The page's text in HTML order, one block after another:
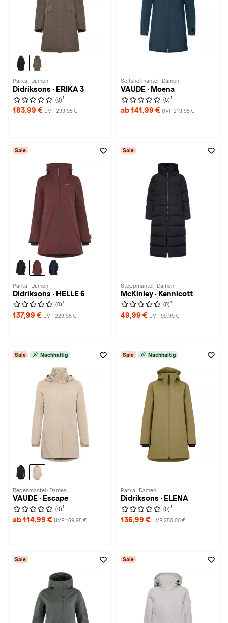
Parka · Damen
Didriksons · ERIKA 3
(0) 1
183,99 € UVP 299,95 €
Softshellmantel · Damen
VAUDE · Moena
(0) 1
ab 141,99 € UVP 219,95 €
Sale
Parka · Damen
Didriksons · HELLE 6
(0) 1
137,99 € UVP 229,95 €
Sale
Steppmantel · Damen
McKinley · Kennicott
(0) 1
49,99 € UVP 99,99 €
Sale Nachhaltig
Regenmantel · Damen
VAUDE · Escape
(0) 1
ab 114,99 € UVP 169,95 €
Sale Nachhaltig
Parka · Damen
Didriksons · ELENA
(0) 1
136,99 € UVP 250,00 €
Sale Sale